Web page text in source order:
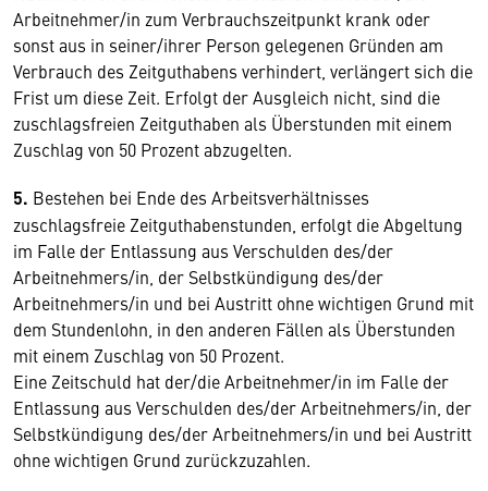
Arbeitnehmer/in zum Verbrauchszeitpunkt krank oder
sonst aus in seiner/ihrer Person gelegenen Gründen am
Verbrauch des Zeitguthabens verhindert, verlängert sich die
Frist um diese Zeit. Erfolgt der Ausgleich nicht, sind die
zuschlagsfreien Zeitguthaben als Überstunden mit einem
Zuschlag von 50 Prozent abzugelten.
5. Bestehen bei Ende des Arbeitsverhältnisses
zuschlagsfreie Zeitguthabenstunden, erfolgt die Abgeltung
im Falle der Entlassung aus Verschulden des/der
Arbeitnehmers/in, der Selbstkündigung des/der
Arbeitnehmers/in und bei Austritt ohne wichtigen Grund mit
dem Stundenlohn, in den anderen Fällen als Überstunden
mit einem Zuschlag von 50 Prozent.
Eine Zeitschuld hat der/die Arbeitnehmer/in im Falle der
Entlassung aus Verschulden des/der Arbeitnehmers/in, der
Selbstkündigung des/der Arbeitnehmers/in und bei Austritt
ohne wichtigen Grund zurückzuzahlen.